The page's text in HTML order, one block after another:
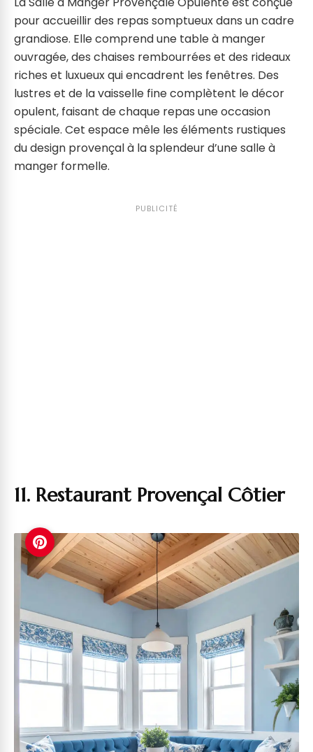
pour accueillir des repas somptueux dans un cadre
grandiose. Elle comprend une table à manger
ouvragée, des chaises rembourrées et des rideaux
riches et luxueux qui encadrent les fenêtres. Des
lustres et de la vaisselle fine complètent le décor
opulent, faisant de chaque repas une occasion
spéciale. Cet espace mêle les éléments rustiques
du design provençal à la splendeur d’une salle à
manger formelle.
PUBLICITÉ
11. Restaurant Provençal Côtier